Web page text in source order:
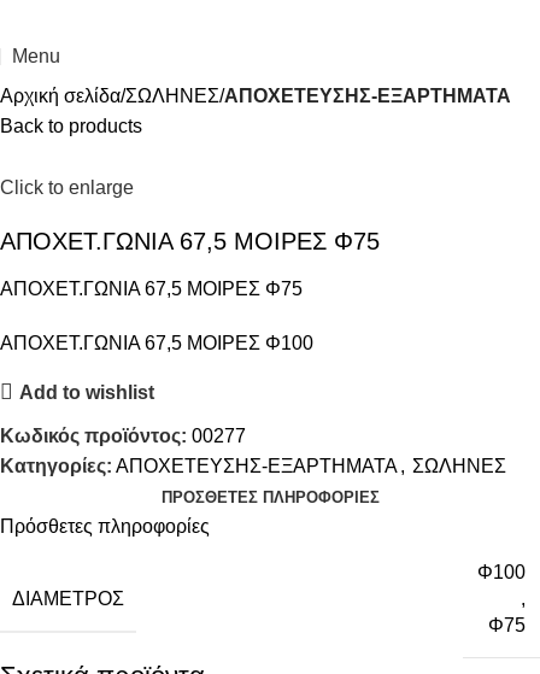
Menu
Αρχική σελίδα ΣΩΛΗΝΕΣ ΑΠΟΧΕΤΕΥΣΗΣ-ΕΞΑΡΤΗΜΑΤΑ
Back to products
Click to enlarge
ΑΠΟΧΕΤ.ΓΩΝΙΑ 67,5 ΜΟΙΡΕΣ Φ75
ΑΠΟΧΕΤ.ΓΩΝΙΑ 67,5 ΜΟΙΡΕΣ Φ75
ΑΠΟΧΕΤ.ΓΩΝΙΑ 67,5 ΜΟΙΡΕΣ Φ100
Add to wishlist
Κωδικός προϊόντος: 00277
Κατηγορίες: ΑΠΟΧΕΤΕΥΣΗΣ-ΕΞΑΡΤΗΜΑΤΑ, ΣΩΛΗΝΕΣ
ΠΡΌΣΘΕΤΕΣ ΠΛΗΡΟΦΟΡΊΕΣ
Πρόσθετες πληροφορίες
ΔΙΆΜΕΤΡΟΣ
Φ100
,
Φ75